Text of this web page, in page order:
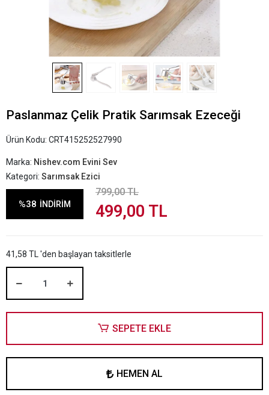
Paslanmaz Çelik Pratik Sarımsak Ezeceği
Ürün Kodu: CRT415252527990
Marka: Nishev.com Evini Sev
Kategori: Sarımsak Ezici
%38 İNDİRİM
799,00 TL
499,00 TL
41,58 TL 'den başlayan taksitlerle
SEPETE EKLE
HEMEN AL